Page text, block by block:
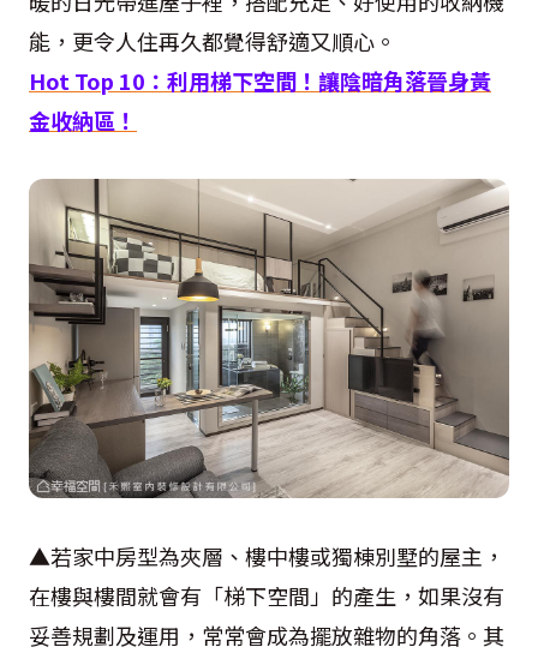
能，更令人住再久都覺得舒適又順心。
Hot Top 10 ：利用梯下空間！讓陰暗角落晉身黃
金收納區！
▲若家中房型為夾層、樓中樓或獨棟別墅的屋主，
在樓與樓間就會有「梯下空間」的產生，如果沒有
妥善規劃及運用，常常會成為擺放雜物的角落。其